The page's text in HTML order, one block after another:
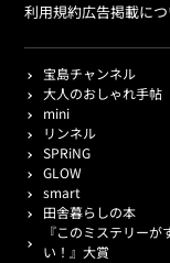
利用規約広告掲載に
宝島チャンネル
大人のおしゃれ手帖
mini
リンネル
SPRiNG
GLOW
smart
田舎暮らしの本
『このミステリーが
い！』大賞